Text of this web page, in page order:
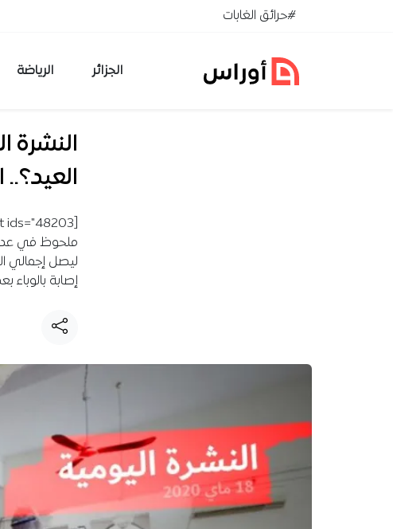
تخطي إلى المحتوى#حرائق الغابات
الجزائر الرياضة
النشرة
العيد؟..
إصابة بالوباء